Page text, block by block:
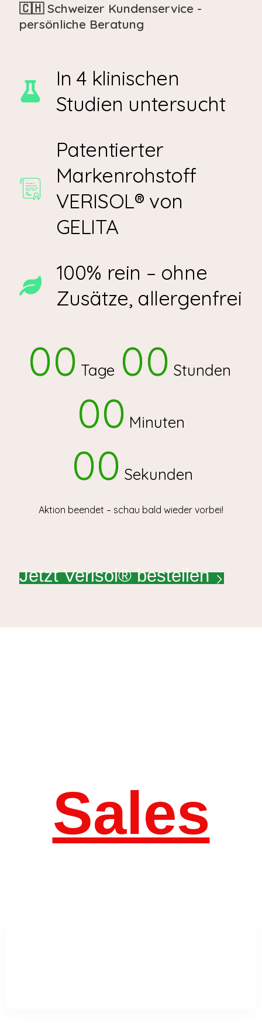
🇨🇭 Schweizer Kundenservice -
persönliche Beratung
In 4 klinischen
Studien untersucht
Patentierter
Markenrohstoff
VERISOL® von
GELITA
100% rein – ohne
Zusätze, allergenfrei
00 Tage 00 Stunden
00 Minuten
00 Sekunden
Aktion beendet – schau bald wieder vorbei!
Jetzt Verisol® bestellen
Sales